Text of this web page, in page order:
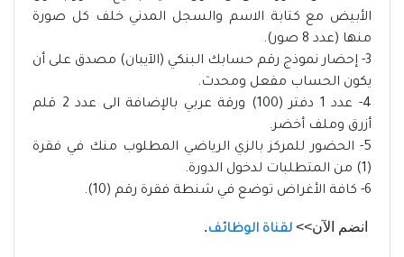
الأبيض مع كتابة الاسم والسجل المدني خلف كل صورة
منها (عدد 8 صور).
3- إحضار نموذج رقم حسابك البنكي (الآيبان) مصدق على أن
يكون الحساب مفعل ومحدث.
4- عدد 1 دفتر (100) ورقة عربي بالإضافة الى عدد 2 قلم
أزرق وملف أخضر.
5- الحضور للمركز بالزي الرياضي المطلوب منك في فقرة
(1) من المتطلبات لدخول الدورة.
6- كافة الأغراض توضع في شنطة فقرة رقم (10).
انضم الآن>> لقناة الوظائف.